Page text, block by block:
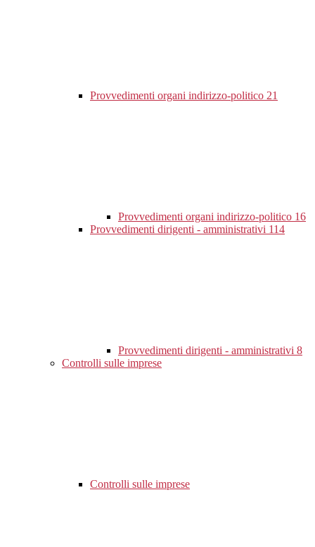
Provvedimenti organi indirizzo-politico 21
Provvedimenti organi indirizzo-politico 16
Provvedimenti dirigenti - amministrativi 114
Provvedimenti dirigenti - amministrativi 8
Controlli sulle imprese
Controlli sulle imprese